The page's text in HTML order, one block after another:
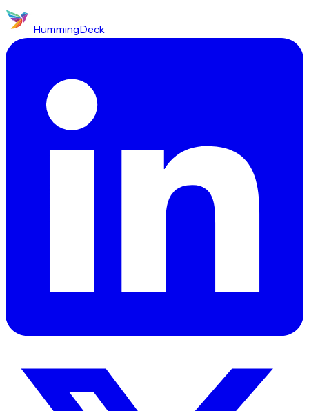
HummingDeck